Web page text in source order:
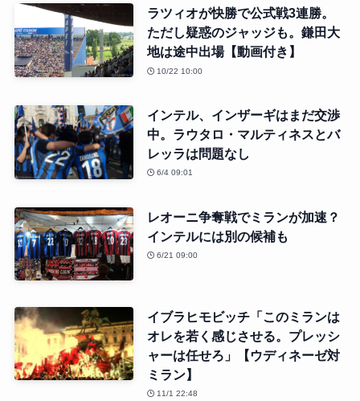
ラツィオが快勝で公式戦3連勝。
ただし疑惑のジャッジも。鎌田大
地は途中出場【動画付き】
10/22 10:00
インテル、インザーギはまだ交渉
中。ラウタロ・マルティネスとバ
レッラは問題なし
6/4 09:01
レオーニ争奪戦でミランが加速？
インテルには別の候補も
6/21 09:00
イブラヒモビッチ「このミランは
オレを若く感じさせる。プレッシ
ャーは任せろ」【ウディネーゼ対
ミラン】
11/1 22:48